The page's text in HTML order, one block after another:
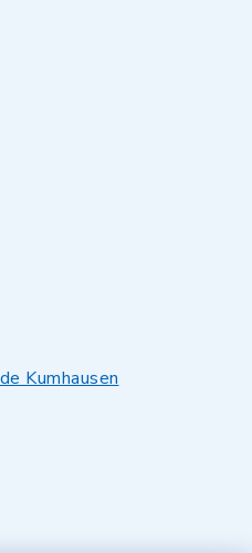
Kumhausen